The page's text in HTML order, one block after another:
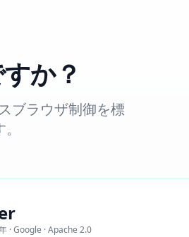
か？
ブラウザ制御を標
· Google · Apache 2.0